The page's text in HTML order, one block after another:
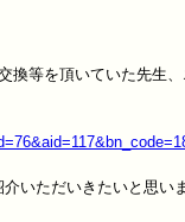
換等を頂いていた先生
いただいきたいと思